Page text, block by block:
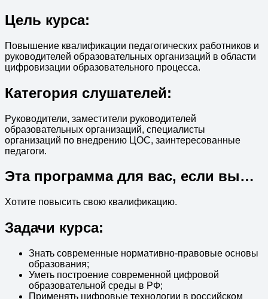
Цель курса:
Повышение квалификации педагогических работников и
руководителей образовательных организаций в области
цифровизации образовательного процесса.
Категория слушателей:
Руководители, заместители руководителей
образовательных организаций, специалисты
организаций по внедрению ЦОС, заинтересованные
педагоги.
Эта программа для вас, если вы…
Хотите повысить свою квалификацию.
Задачи курса:
Знать современные нормативно-правовые основы
образования;
Уметь построение современной цифровой
образовательной среды в РФ;
Применять цифровые технологии в российском